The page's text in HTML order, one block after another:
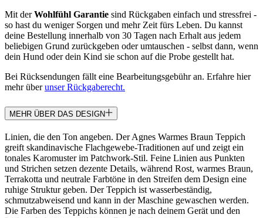
Mit derWohlfühl Garantie sind Rückgaben einfach und stressfrei -
so hast du weniger Sorgen und mehr Zeit fürs Leben. Du kannst
deine Bestellung innerhalb von 30 Tagen nach Erhalt aus jedem
beliebigen Grund zurückgeben oder umtauschen - selbst dann, wenn
dein Hund oder dein Kind sie schon auf die Probe gestellt hat.
Bei Rücksendungen fällt eine Bearbeitungsgebühr an. Erfahre hier
mehr überunser Rückgaberecht.
MEHR ÜBER DAS DESIGN
Linien, die den Ton angeben. Der Agnes Warmes Braun Teppich
greift skandinavische Flachgewebe-Traditionen auf und zeigt ein
tonales Karomuster im Patchwork-Stil. Feine Linien aus Punkten
und Strichen setzen dezente Details, während Rost, warmes Braun,
Terrakotta und neutrale Farbtöne in den Streifen dem Design eine
ruhige Struktur geben. Der Teppich ist wasserbeständig,
schmutzabweisend und kann in der Maschine gewaschen werden.
Die Farben des Teppichs können je nach deinem Gerät und den